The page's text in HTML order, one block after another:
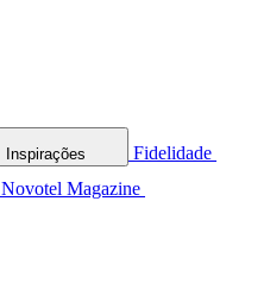
Inspirações
Fidelidade
Novotel Magazine